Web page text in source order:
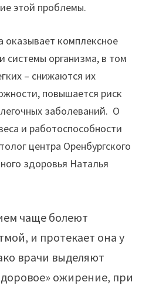
этой проблемы.
оказывает комплексное
системы организма, в том
– снижаются их
повышается риск
заболеваний. О
и работоспособности
центра Оренбургского
здоровья Наталья
чаще болеют
и протекает она у
врачи выделяют
ожирение, при